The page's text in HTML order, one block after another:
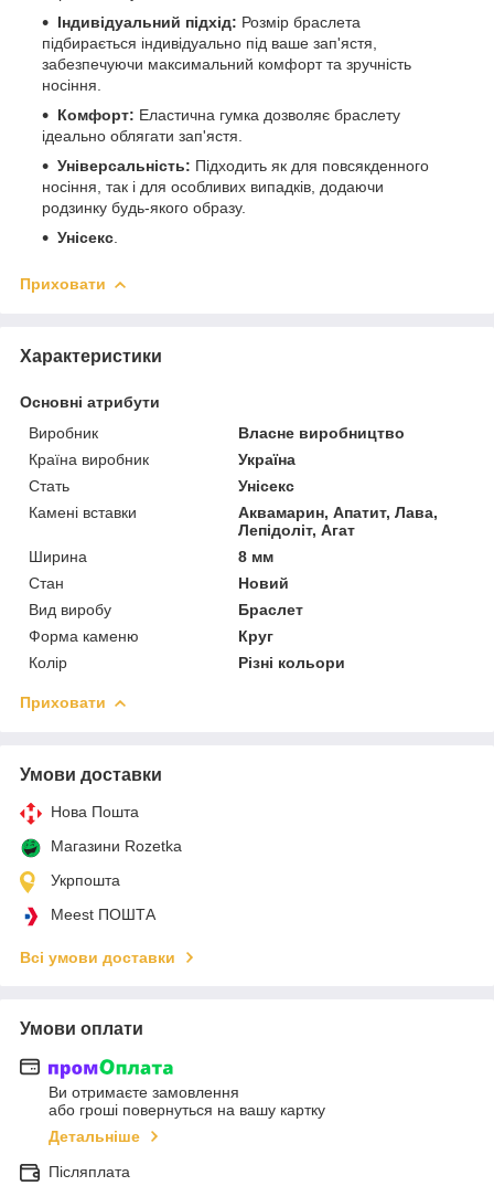
Індивідуальний підхід: Розмір браслета
підбирається індивідуально під ваше зап'ястя,
забезпечуючи максимальний комфорт та зручність
носіння.
Комфорт: Еластична гумка дозволяє браслету
ідеально облягати зап'ястя.
Універсальність: Підходить як для повсякденного
носіння, так і для особливих випадків, додаючи
родзинку будь-якого образу.
Унісекс
Приховати
Характеристики
Основні атрибути
Виробник
Власне виробництво
Країна виробник
Україна
Стать
Унісекс
Камені вставки
Аквамарин, Апатит, Лава,
Лепідоліт, Агат
Ширина
8 мм
Стан
Новий
Вид виробу
Браслет
Форма каменю
Круг
Колір
Різні кольори
Приховати
Умови доставки
Нова Пошта
Магазини Rozetka
Укрпошта
Meest ПОШТА
Всі умови доставки
Умови оплати
Ви отримаєте замовлення
або гроші повернуться на вашу картку
Детальніше
Післяплата